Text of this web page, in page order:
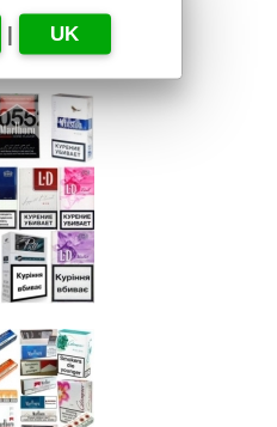
| UK